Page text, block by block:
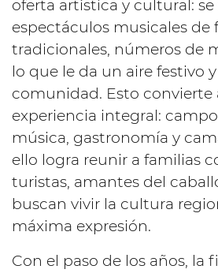
oferta artística y cultural:
espectáculos musicales de
tradicionales, números de
lo que le da un aire festivo
comunidad. Esto convierte
experiencia integral:
música, gastronomía y
ello logra reunir a familias
turistas, amantes del
buscan vivir la cultura
máxima expresión.
Con el paso de los años, la